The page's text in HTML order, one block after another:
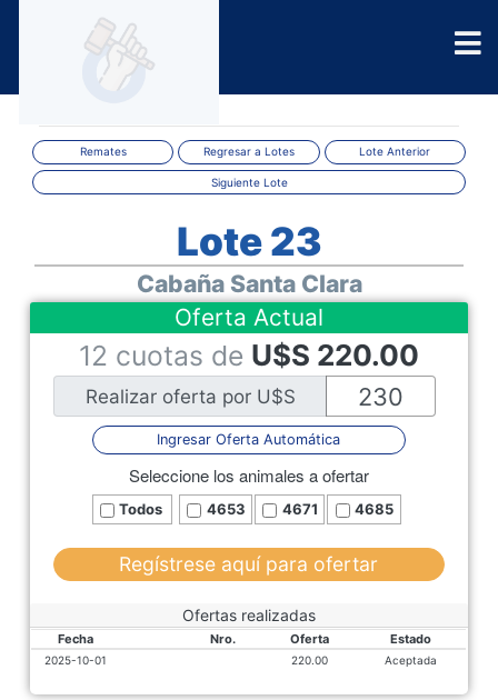
Remates Regresar a Lotes Lote Anterior
Siguiente Lote
Lote 23
Cabaña Santa Clara
Oferta Actual
12 cuotas de U$S 220.00
Realizar oferta por U$S
Ingresar Oferta Automática
Seleccione los animales a ofertar
Todos 4653 4671 4685
Regístrese aquí para ofertar
Ofertas realizadas
Fecha Nro. Oferta Estado
2025-10-01 220.00 Aceptada